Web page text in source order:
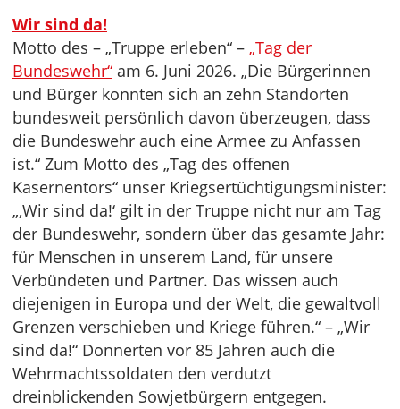
Wir sind da!
Motto des – „Truppe erleben“ – „Tag der
Bundeswehr“ am 6. Juni 2026. „Die Bürgerinnen
und Bürger konnten sich an zehn Standorten
bundesweit persönlich davon überzeugen, dass
die Bundeswehr auch eine Armee zu Anfassen
ist.“ Zum Motto des „Tag des offenen
Kasernentors“ unser Kriegsertüchtigungsminister:
„‚Wir sind da!‘ gilt in der Truppe nicht nur am Tag
der Bundeswehr, sondern über das gesamte Jahr:
für Menschen in unserem Land, für unsere
Verbündeten und Partner. Das wissen auch
diejenigen in Europa und der Welt, die gewaltvoll
Grenzen verschieben und Kriege führen.“ – „Wir
sind da!“ Donnerten vor 85 Jahren auch die
Wehrmachtssoldaten den verdutzt
dreinblickenden Sowjetbürgern entgegen.